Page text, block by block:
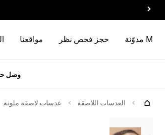
M مدوّنة حجز فحص نظر مواقعنا
وصل
العدسات اللاصقة عدسات لاصقة ملونة